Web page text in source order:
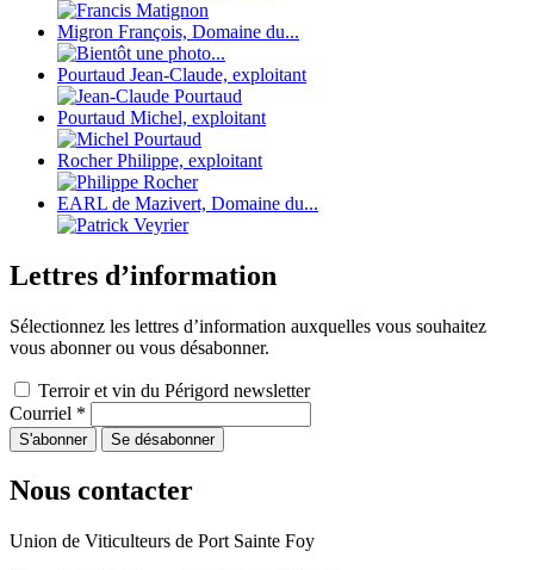
Migron François, Domaine du...
Pourtaud Jean-Claude, exploitant
Pourtaud Michel, exploitant
Rocher Philippe, exploitant
EARL de Mazivert, Domaine du...
Lettres d’information
Sélectionnez les lettres d’information auxquelles vous souhaitez
vous abonner ou vous désabonner.
Terroir et vin du Périgord newsletter
Courriel *
Nous contacter
Union de Viticulteurs de Port Sainte Foy